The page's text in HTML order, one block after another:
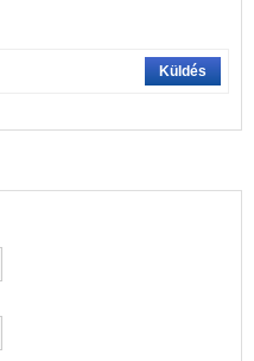
Küldés